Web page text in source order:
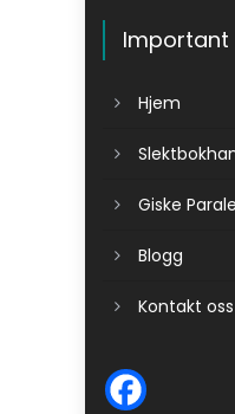
Important
Hjem
Giske
Blogg
Kontakt oss